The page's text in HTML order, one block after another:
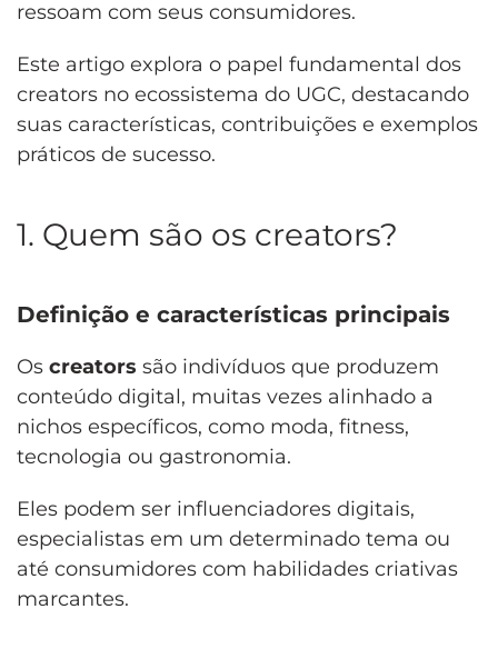
ressoam com seus consumidores.
Este artigo explora o papel fundamental dos
creators no ecossistema do UGC, destacando
suas características, contribuições e exemplos
práticos de sucesso.
1. Quem são os creators?
Definição e características principais
Os creators são indivíduos que produzem
conteúdo digital, muitas vezes alinhado a
nichos específicos, como moda, fitness,
tecnologia ou gastronomia.
Eles podem ser influenciadores digitais,
especialistas em um determinado tema ou
até consumidores com habilidades criativas
marcantes.